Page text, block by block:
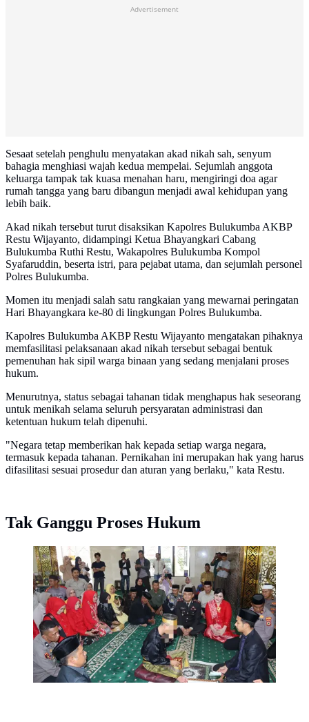
Advertisement
Sesaat setelah penghulu menyatakan akad nikah sah, senyum
bahagia menghiasi wajah kedua mempelai. Sejumlah anggota
keluarga tampak tak kuasa menahan haru, mengiringi doa agar
rumah tangga yang baru dibangun menjadi awal kehidupan yang
lebih baik.
Akad nikah tersebut turut disaksikan Kapolres Bulukumba AKBP
Restu Wijayanto, didampingi Ketua Bhayangkari Cabang
Bulukumba Ruthi Restu, Wakapolres Bulukumba Kompol
Syafaruddin, beserta istri, para pejabat utama, dan sejumlah personel
Polres Bulukumba.
Momen itu menjadi salah satu rangkaian yang mewarnai peringatan
Hari Bhayangkara ke-80 di lingkungan Polres Bulukumba.
Kapolres Bulukumba AKBP Restu Wijayanto mengatakan pihaknya
memfasilitasi pelaksanaan akad nikah tersebut sebagai bentuk
pemenuhan hak sipil warga binaan yang sedang menjalani proses
hukum.
Menurutnya, status sebagai tahanan tidak menghapus hak seseorang
untuk menikah selama seluruh persyaratan administrasi dan
ketentuan hukum telah dipenuhi.
"Negara tetap memberikan hak kepada setiap warga negara,
termasuk kepada tahanan. Pernikahan ini merupakan hak yang harus
difasilitasi sesuai prosedur dan aturan yang berlaku," kata Restu.
Tak Ganggu Proses Hukum
Seorang tahanan kasus narkoba melangsungkan
pernikahan di Masjid Polres Bulukumba. (Dok.
Istimewa)